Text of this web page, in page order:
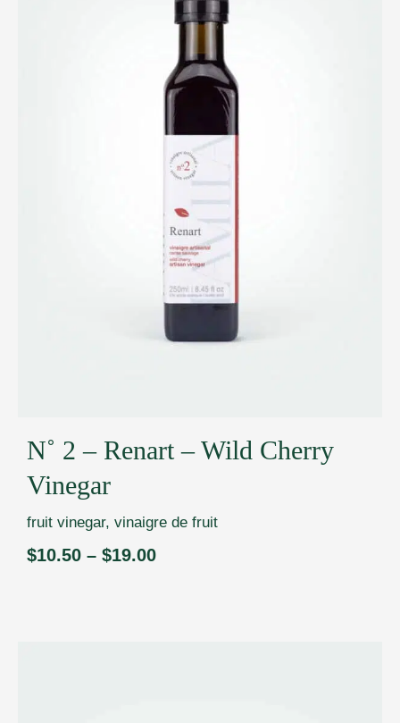
N˚ 2 – Renart – Wild Cherry
Vinegar
fruit vinegar, vinaigre de fruit
$10.50 – $19.00Price